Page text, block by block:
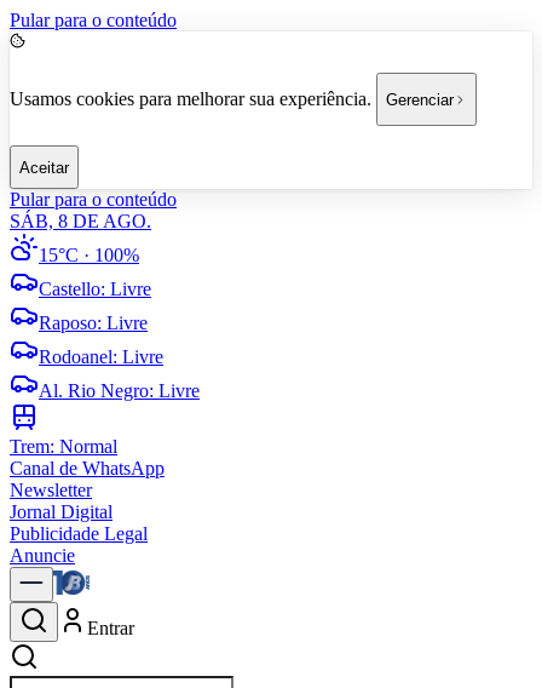
Pular para o conteúdo
Usamos cookies para melhorar sua experiência. Gerenciar
Aceitar
Pular para o conteúdo
SÁB, 8 DE AGO.
15°C · 100%
Castello: Livre
Raposo: Livre
Rodoanel: Livre
Al. Rio Negro: Livre
Trem: Normal
Canal de WhatsApp
Newsletter
Jornal Digital
Publicidade Legal
Anuncie
Entrar